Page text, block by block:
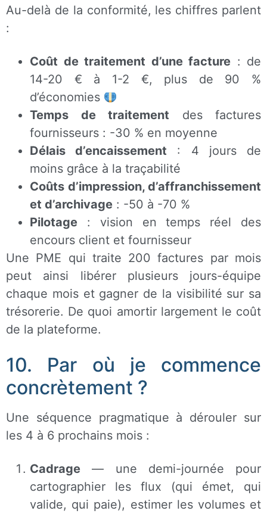
Au-delà de la conformité, les chiffres parlent
:
Coût de traitement d’une facture : de
14-20 € à 1-2 €, plus de 90 %
d’économies
Temps de traitement des factures
fournisseurs : -30 % en moyenne
Délais d’encaissement : 4 jours de
moins grâce à la traçabilité
Coûts d’impression, d’affranchissement
et d’archivage : -50 à -70 %
Pilotage : vision en temps réel des
encours client et fournisseur
Une PME qui traite 200 factures par mois
peut ainsi libérer plusieurs jours-équipe
chaque mois et gagner de la visibilité sur sa
trésorerie. De quoi amortir largement le coût
de la plateforme.
10. Par où je commence
concrètement ?
Une séquence pragmatique à dérouler sur
les 4 à 6 prochains mois :
Cadrage — une demi-journée pour
cartographier les flux (qui émet, qui
valide, qui paie), estimer les volumes et